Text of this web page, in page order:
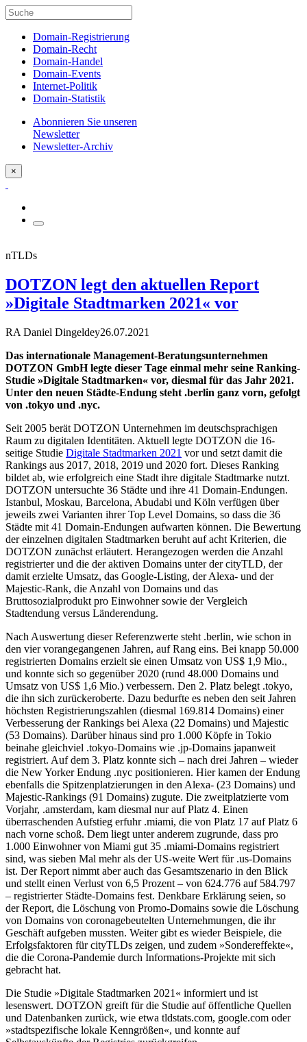
Domain-Registrierung
Domain-Recht
Domain-Handel
Domain-Events
Internet-Politik
Domain-Statistik
Abonnieren Sie unseren
Newsletter
Newsletter-Archiv
×
nTLDs
DOTZON legt den aktuellen Report
»Digitale Stadtmarken 2021« vor
RA Daniel Dingeldey26.07.2021
Das internationale Management-Beratungsunternehmen
DOTZON GmbH legte dieser Tage einmal mehr seine Ranking-
Studie »Digitale Stadtmarken« vor, diesmal für das Jahr 2021.
Unter den neuen Städte-Endung steht .berlin ganz vorn, gefolgt
von .tokyo und .nyc.
Seit 2005 berät DOTZON Unternehmen im deutschsprachigen
Raum zu digitalen Identitäten. Aktuell legte DOTZON die 16-
seitige Studie Digitale Stadtmarken 2021 vor und setzt damit die
Rankings aus 2017, 2018, 2019 und 2020 fort. Dieses Ranking
bildet ab, wie erfolgreich eine Stadt ihre digitale Stadtmarke nutzt.
DOTZON untersuchte 36 Städte und ihre 41 Domain-Endungen.
Istanbul, Moskau, Barcelona, Abudabi und Köln verfügen über
jeweils zwei Varianten ihrer Top Level Domains, so dass die 36
Städte mit 41 Domain-Endungen aufwarten können. Die Bewertung
der einzelnen digitalen Stadtmarken beruht auf acht Kriterien, die
DOTZON zunächst erläutert. Herangezogen werden die Anzahl
registrierter und die der aktiven Domains unter der cityTLD, der
damit erzielte Umsatz, das Google-Listing, der Alexa- und der
Majestic-Rank, die Anzahl von Domains und das
Bruttosozialprodukt pro Einwohner sowie der Vergleich
Stadtendung versus Länderendung.
Nach Auswertung dieser Referenzwerte steht .berlin, wie schon in
den vier vorangegangenen Jahren, auf Rang eins. Bei knapp 50.000
registrierten Domains erzielt sie einen Umsatz von US$ 1,9 Mio.,
und konnte sich so gegenüber 2020 (rund 48.000 Domains und
Umsatz von US$ 1,6 Mio.) verbessern. Den 2. Platz belegt .tokyo,
die ihn sich zurückeroberte. Dazu bedurfte es neben den seit Jahren
höchsten Registrierungszahlen (diesmal 169.814 Domains) einer
Verbesserung der Rankings bei Alexa (22 Domains) und Majestic
(53 Domains). Darüber hinaus sind pro 1.000 Köpfe in Tokio
beinahe gleichviel .tokyo-Domains wie .jp-Domains japanweit
registriert. Auf dem 3. Platz konnte sich – nach drei Jahren – wieder
die New Yorker Endung .nyc positionieren. Hier kamen der Endung
ebenfalls die Spitzenplatzierungen in den Alexa- (23 Domains) und
Majestic-Rankings (91 Domains) zugute. Die zweitplatzierte vom
Vorjahr, .amsterdam, kam diesmal nur auf Platz 4. Einen
überraschenden Aufstieg erfuhr .miami, die von Platz 17 auf Platz 6
nach vorne schoß. Dem liegt unter anderem zugrunde, dass pro
1.000 Einwohner von Miami gut 35 .miami-Domains registriert
sind, was sieben Mal mehr als der US-weite Wert für .us-Domains
ist. Der Report nimmt aber auch das Gesamtszenario in den Blick
und stellt einen Verlust von 6,5 Prozent – von 624.776 auf 584.797
– registrierter Städte-Domains fest. Denkbare Erklärung seien, so
der Report, die Löschung von Promo-Domains sowie die Löschung
von Domains von coronagebeutelten Unternehmungen, die ihr
Geschäft aufgeben mussten. Weiter gibt es wieder Beispiele, die
Erfolgsfaktoren für cityTLDs zeigen, und zudem »Sondereffekte«,
die die Corona-Pandemie durch Informations-Projekte mit sich
gebracht hat.
Die Studie »Digitale Stadtmarken 2021« informiert und ist
lesenswert. DOTZON greift für die Studie auf öffentliche Quellen
und Datenbanken zurück, wie etwa tldstats.com, google.com oder
»stadtspezifische lokale Kenngrößen«, und konnte auf